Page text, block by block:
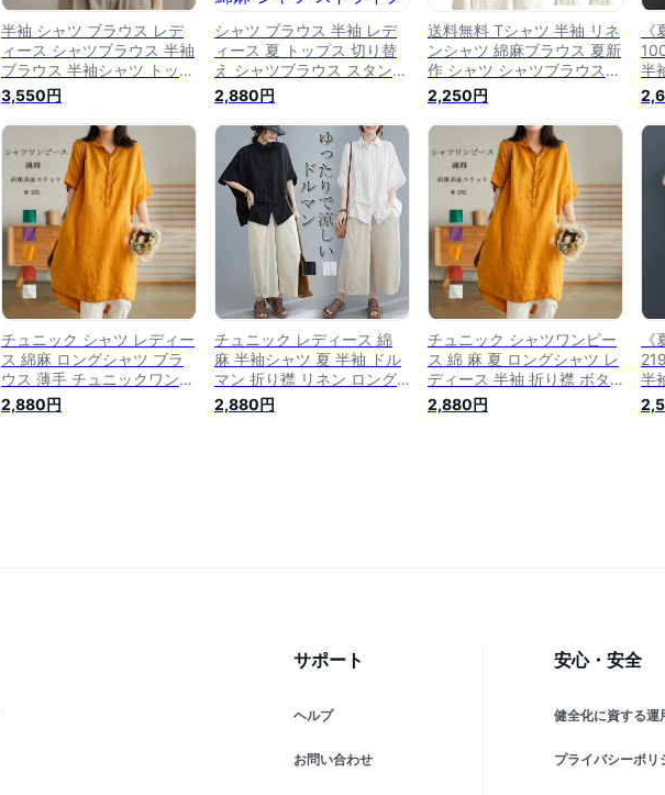
半袖 シャツ ブラウス レデ
ィース シャツブラウス 半袖
ブラウス 半袖シャツ トップ
ス 半袖トップス ピンタック
タック チュニック 夏 折り
襟 ゆったり 前開き ボタン
留め 白シャツ ホワイト き
れいめ カジュアル 通気性
通学 無地 大人
3,550円
シャツ ブラウス 半袖 レデ
ィース 夏 トップス 切り替
え シャツブラウス スタンド
カラー 半袖シャツ 麻 リネ
ン チュニック 春 ドロップ
ショルダー 大人 リネンシャ
ツ 綿麻 シャツ ストライプ
きれいめ 大きいサイズ 体型
カバー お洒落 可愛い 通勤
通学 カジュアル 送料無料
2,880円
送料無料 Tシャツ 半袖 リネ
ンシャツ 綿麻ブラウス 夏新
作 シャツ シャツブラウス
トップス Tシャツ レディー
ス 薄型 綿麻 半袖Tシャツ
トップス 無地 体型カバー
ゆったり シャツブラウス レ
ディース 大きいサイズ 綿麻
Tシャツ シンプル 春 夏 お
しゃれ 大人 かわいい
2,250円
半
ク
シ
ュ
チュニック シャツ レディー
ス 綿麻 ロングシャツ ブラ
ウス 薄手 チュニックワンピ
ース トップス 半袖チュニッ
ク シャツブラウス 5分袖 シ
2,880円
チュニック レディース 綿
麻 半袖シャツ 夏 半袖 ドル
マン 折り襟 リネン ロング
シャツ ボタン 無地 トップ
ス ゆったり 体型カバー シ
2,880円
チュニック シャツワンピー
ス 綿 麻 夏 ロングシャツ レ
ディース 半袖 折り襟 ボタ
ン リネン ワンピ ポケット
付き スリット チュニックワ
2,880円
半
ー
ャ
サポート
ヘルプ
お問い合わせ
安心・安全
健全化に資する運
プライバシーポリ